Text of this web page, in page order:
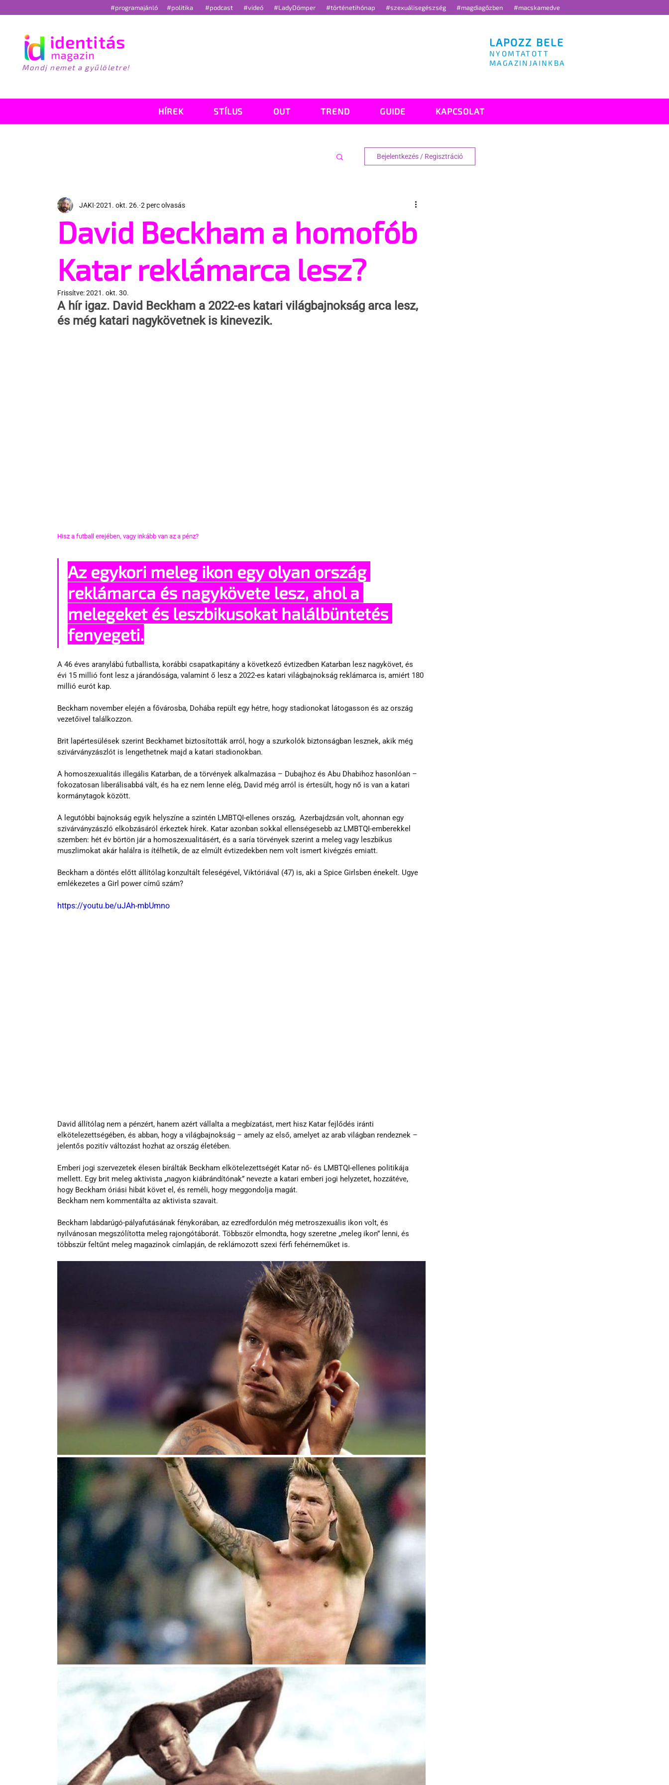
#programajánló #politika #podcast #videó #LadyDömper #történetihónap #szexuálisegészség #magdiagőzben #macskamedve
Mondj nemet a gyűlöletre!
LAPOZZ BELE
NYOMTATOTT
MAGAZINJAINKBA
HÍREK STÍLUS OUT TREND GUIDE KAPCSOLAT
Bejelentkezés / Regisztráció
David Beckham a homofób
Katar reklámarca lesz?
JAKI 2021. okt. 26. 2 perc olvasás
Frissítve:2021. okt. 30.
A hír igaz. David Beckham a 2022-es katari világbajnokság arca lesz,
és még katari nagykövetnek is kinevezik.
Hisz a futball erejében, vagy inkább van az a pénz?
Az egykori meleg ikon egy olyan ország
reklámarca és nagykövete lesz, ahol a
melegeket és leszbikusokat halálbüntetés
fenyegeti.
A 46 éves aranylábú futballista, korábbi csapatkapitány a következő évtizedben Katarban lesz nagykövet, és
évi 15 millió font lesz a járandósága, valamint ő lesz a 2022-es katari világbajnokság reklámarca is, amiért 180
millió eurót kap.
Beckham november elején a fővárosba, Dohába repült egy hétre, hogy stadionokat látogasson és az ország
vezetőivel találkozzon.
Brit lapértesülések szerint Beckhamet biztosították arról, hogy a szurkolók biztonságban lesznek, akik még
szivárványzászlót is lengethetnek majd a katari stadionokban.
A homoszexualitás illegális Katarban, de a törvények alkalmazása – Dubajhoz és Abu Dhabihoz hasonlóan –
fokozatosan liberálisabbá vált, és ha ez nem lenne elég, David még arról is értesült, hogy nő is van a katari
kormánytagok között.
A legutóbbi bajnokság egyik helyszíne a szintén LMBTQI-ellenes ország,  Azerbajdzsán volt, ahonnan egy
szivárványzászló elkobzásáról érkeztek hírek. Katar azonban sokkal ellenségesebb az LMBTQI-emberekkel
szemben: hét év börtön jár a homoszexualitásért, és a saría törvények szerint a meleg vagy leszbikus
muszlimokat akár halálra is ítélhetik, de az elmúlt évtizedekben nem volt ismert kivégzés emiatt.
Beckham a döntés előtt állítólag konzultált feleségével, Viktóriával (47) is, aki a Spice Girlsben énekelt. Ugye
emlékezetes a Girl power című szám?
https://youtu.be/uJAh-mbUmno
David állítólag nem a pénzért, hanem azért vállalta a megbízatást, mert hisz Katar fejlődés iránti
elkötelezettségében, és abban, hogy a világbajnokság – amely az első, amelyet az arab világban rendeznek –
jelentős pozitív változást hozhat az ország életében.
Emberi jogi szervezetek élesen bírálták Beckham elkötelezettségét Katar nő- és LMBTQI-ellenes politikája
mellett. Egy brit meleg aktivista „nagyon kiábrándítónak” nevezte a katari emberi jogi helyzetet, hozzátéve,
hogy Beckham óriási hibát követ el, és reméli, hogy meggondolja magát.
Beckham nem kommentálta az aktivista szavait.
Beckham labdarúgó-pályafutásának fénykorában, az ezredfordulón még metroszexuális ikon volt, és
nyilvánosan megszólította meleg rajongótáborát. Többször elmondta, hogy szeretne „meleg ikon” lenni, és
többszür feltűnt meleg magazinok címlapján, de reklámozott szexi férfi fehérneműket is.